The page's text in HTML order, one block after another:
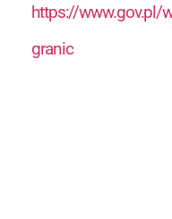
https://www.gov.pl/
granic